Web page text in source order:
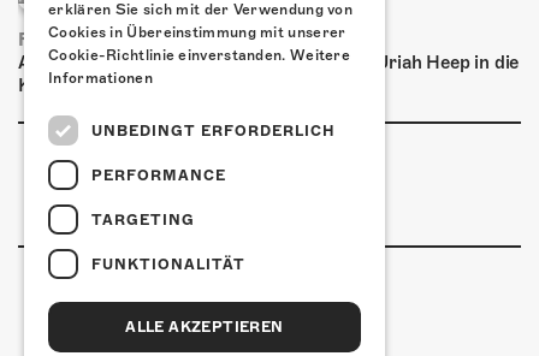
FRISCH BESTÄTIGT: URIAH HEEP
Am Sonntag, 15. November 2026 kommen Uriah Heep in die
Kulturfabrik Kofmehl!
Kulturfabrik Kofmehl
erklären Sie sich mit der Verwendung von
Cookies in Übereinstimmung mit unserer
Cookie-Richtlinie einverstanden. Weitere
Informationen
UNBEDINGT ERFORDERLICH
PERFORMANCE
TARGETING
FUNKTIONALITÄT
ALLE AKZEPTIEREN